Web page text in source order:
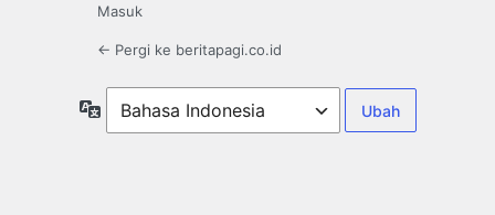
Masuk
← Pergi ke beritapagi.co.id
Bahasa